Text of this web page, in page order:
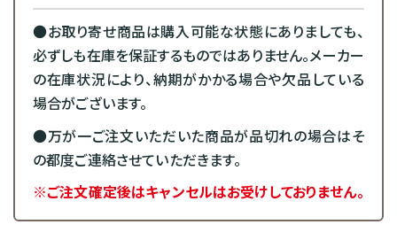
●お取り寄せ商品は購入可能な状態にありましても、
必ずしも在庫を保証するものではありません。メーカー
の在庫状況により、納期がかかる場合や欠品している
場合がございます。
●万が一ご注文いただいた商品が品切れの場合はそ
の都度ご連絡させていただきます。
※ご注文確定後はキャンセルはお受けしておりません。